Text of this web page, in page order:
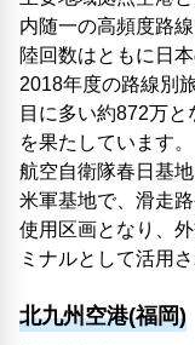
内随一の高頻度路
陸回数はともに日
2018年度の路線別
目に多い約872万
を果たしています。
航空自衛隊春日基
米軍基地で、滑走
使用区画となり、
ミナルとして活用
北九州空港(福岡)